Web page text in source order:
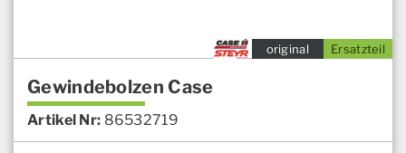
Ersatzteil
original
Gewindebolzen Case
Artikel Nr: 86532719